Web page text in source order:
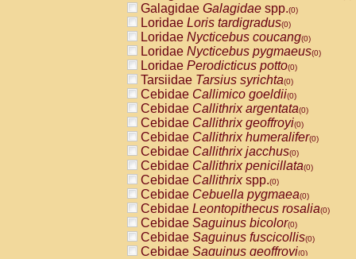
Galagidae Galagidae spp.(0)
Loridae Loris tardigradus(0)
Loridae Nycticebus coucang(0)
Loridae Nycticebus pygmaeus(0)
Loridae Perodicticus potto(0)
Tarsiidae Tarsius syrichta(0)
Cebidae Callimico goeldii(0)
Cebidae Callithrix argentata(0)
Cebidae Callithrix geoffroyi(0)
Cebidae Callithrix humeralifer(0)
Cebidae Callithrix jacchus(0)
Cebidae Callithrix penicillata(0)
Cebidae Callithrixspp.(0)
Cebidae Cebuella pygmaea(0)
Cebidae Leontopithecus rosalia(0)
Cebidae Saguinus bicolor(0)
Cebidae Saguinus fuscicollis(0)
Cebidae Saguinus geoffroyi(0)